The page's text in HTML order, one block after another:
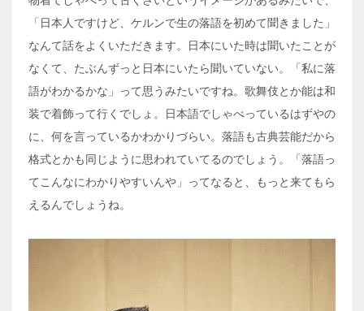
「日本人ですけど、ケルンで生の落語を初めて聞きました」
なんて話をよくいただきます。日本にいた時は聞いたことが
なくて、たぶんずっと日本にいたら聞いていない。「私に落
語がわかるかな」って思うみたいですね。歌舞伎とか能は和
装で着飾って行くでしょ。日本語でしゃべっているはずやの
に、何を言っているかわかりづらい。落語も古典芸能だから
格式とかも同じように思われていてるのでしょう。「落語っ
てこんなにわかりやすいんや」ってなると、もっと来てもら
えるんでしょうね。